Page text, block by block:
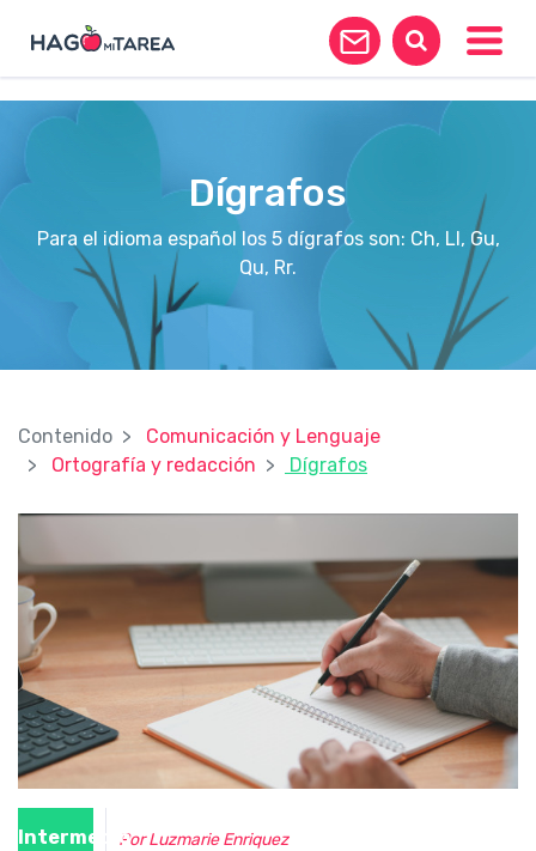
Dígrafos
Para el idioma español los 5 dígrafos son: Ch, Ll, Gu,
Qu, Rr.
Contenido
Comunicación y Lenguaje
Ortografía y redacción
Dígrafos
IntermedioPor Luzmarie Enriquez